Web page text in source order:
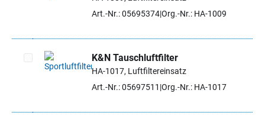
Artikel auswählenArt.-Nr.: 05695374Org.-Nr.: HA-1009
Artikel auswählen
K&N Tauschluftfilter
HA-1017, Luftfiltereinsatz
Art.-Nr.: 05697511 Org.-Nr.: HA-1017